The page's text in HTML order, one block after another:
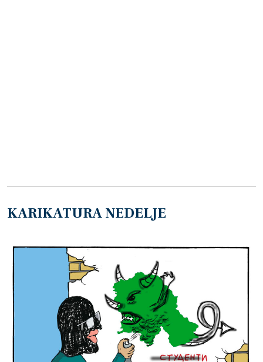
KARIKATURA NEDELJE